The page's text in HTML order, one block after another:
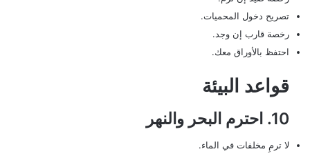
تصريح دخول المحميات.
رخصة قارب إن وجد.
احتفظ بالأوراق معك.
قواعد البيئة
10. احترم البحر والنهر
لا ترمِ مخلفات في الماء.